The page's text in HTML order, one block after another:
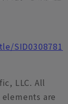
SID0308781
LLC. All
are